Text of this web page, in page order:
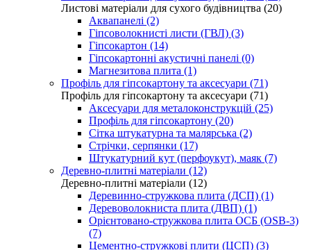
Листові матеріали для сухого будівництва (20)
Аквапанелі (2)
Гіпсоволокнисті листи (ГВЛ) (3)
Гіпсокартон (14)
Гіпсокартонні акустичні панелі (0)
Магнезитова плита (1)
Профіль для гіпсокартону та аксесуари (71)
Профіль для гіпсокартону та аксесуари (71)
Аксесуари для металоконструкцій (25)
Профіль для гіпсокартону (20)
Сітка штукатурна та малярська (2)
Стрічки, серпянки (17)
Штукатурний кут (перфоукут), маяк (7)
Деревно-плитні матеріали (12)
Деревно-плитні матеріали (12)
Деревинно-стружкова плита (ДСП) (1)
Деревоволокниста плита (ДВП) (1)
Орієнтовано-стружкова плита ОСБ (OSB-3)
(7)
Цементно-стружкові плити (ЦСП) (3)